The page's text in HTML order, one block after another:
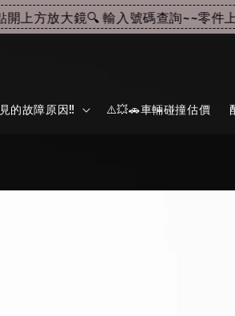
方放大鏡🔍 輸入號碼查詢~~零件上
的故障原因‼️ ⚠️💥🚗車輛碰撞估價